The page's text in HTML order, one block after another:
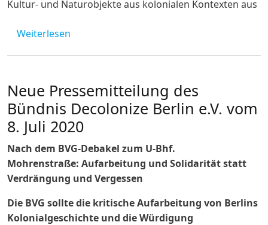
Kultur- und Naturobjekte aus kolonialen Kontexten aus
Weiterlesen
Neue Pressemitteilung des
Bündnis Decolonize Berlin e.V. vom
8. Juli 2020
Nach dem BVG-Debakel zum U-Bhf.
Mohrenstraße: Aufarbeitung und Solidarität statt
Verdrängung und Vergessen
Die BVG sollte die kritische Aufarbeitung von Berlins
Kolonialgeschichte und die Würdigung